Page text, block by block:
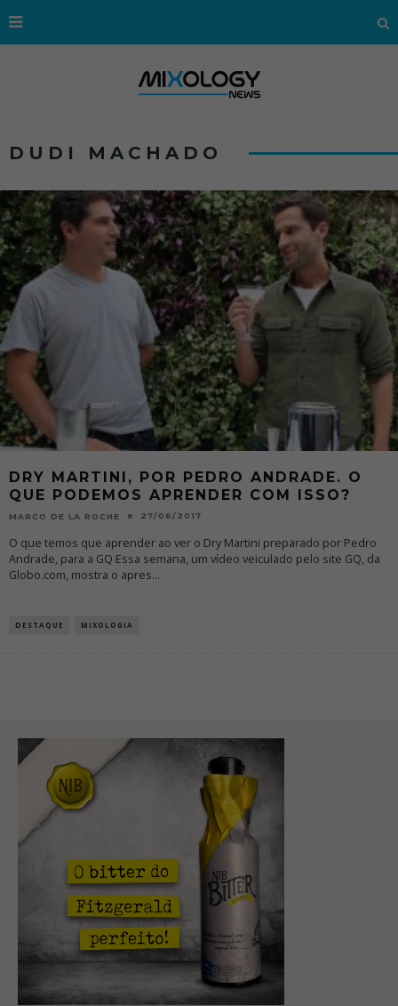
DUDI MACHADO
DRY MARTINI, POR PEDRO ANDRADE. O
QUE PODEMOS APRENDER COM ISSO?
MARCO DE LA ROCHE 27/06/2017
O que temos que aprender ao ver o Dry Martini preparado por Pedro
Andrade, para a GQ Essa semana, um vídeo veiculado pelo site GQ, da
Globo.com, mostra o apres...
DESTAQUE MIXOLOGIA